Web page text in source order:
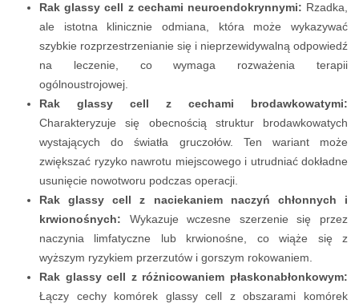
Rak glassy cell z cechami neuroendokrynnymi: Rzadka,
ale istotna klinicznie odmiana, która może wykazywać
szybkie rozprzestrzenianie się i nieprzewidywalną odpowiedź
na leczenie, co wymaga rozważenia terapii
ogólnoustrojowej.
Rak glassy cell z cechami brodawkowatymi:
Charakteryzuje się obecnością struktur brodawkowatych
wystających do światła gruczołów. Ten wariant może
zwiększać ryzyko nawrotu miejscowego i utrudniać dokładne
usunięcie nowotworu podczas operacji.
Rak glassy cell z naciekaniem naczyń chłonnych i
krwionośnych: Wykazuje wczesne szerzenie się przez
naczynia limfatyczne lub krwionośne, co wiąże się z
wyższym ryzykiem przerzutów i gorszym rokowaniem.
Rak glassy cell z różnicowaniem płaskonabłonkowym:
Łączy cechy komórek glassy cell z obszarami komórek